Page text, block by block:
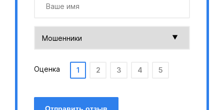
Оценка 1 2 3 4 5